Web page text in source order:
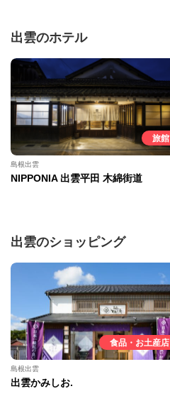
出雲のホテル
旅館
島根出雲
NIPPONIA 出雲平田 木綿街道
出雲のショッピング
食品・お土産店
島根出雲
出雲かみしお.